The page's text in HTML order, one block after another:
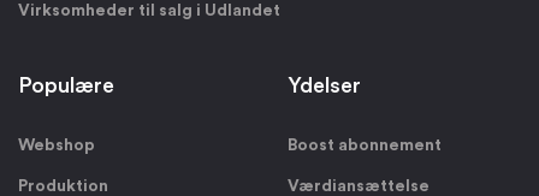
Virksomheder til salg i Udlandet
Populære
Webshop
Produktion
Ydelser
Boost abonnement
Værdiansættelse